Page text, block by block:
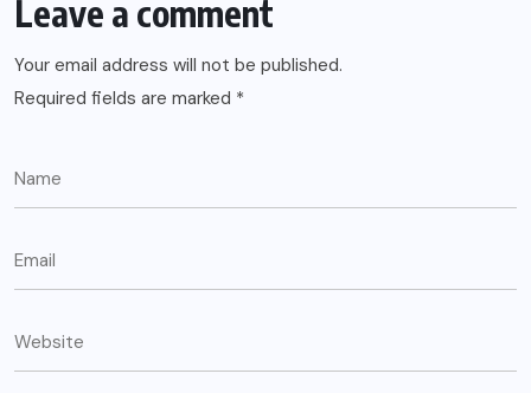
Leave a comment
Your email address will not be published.
Required fields are marked *